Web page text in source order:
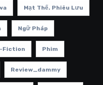
Mạt Thế. Phiêu Lưu
Ngữ Pháp
Fiction Phim
Review_dammy